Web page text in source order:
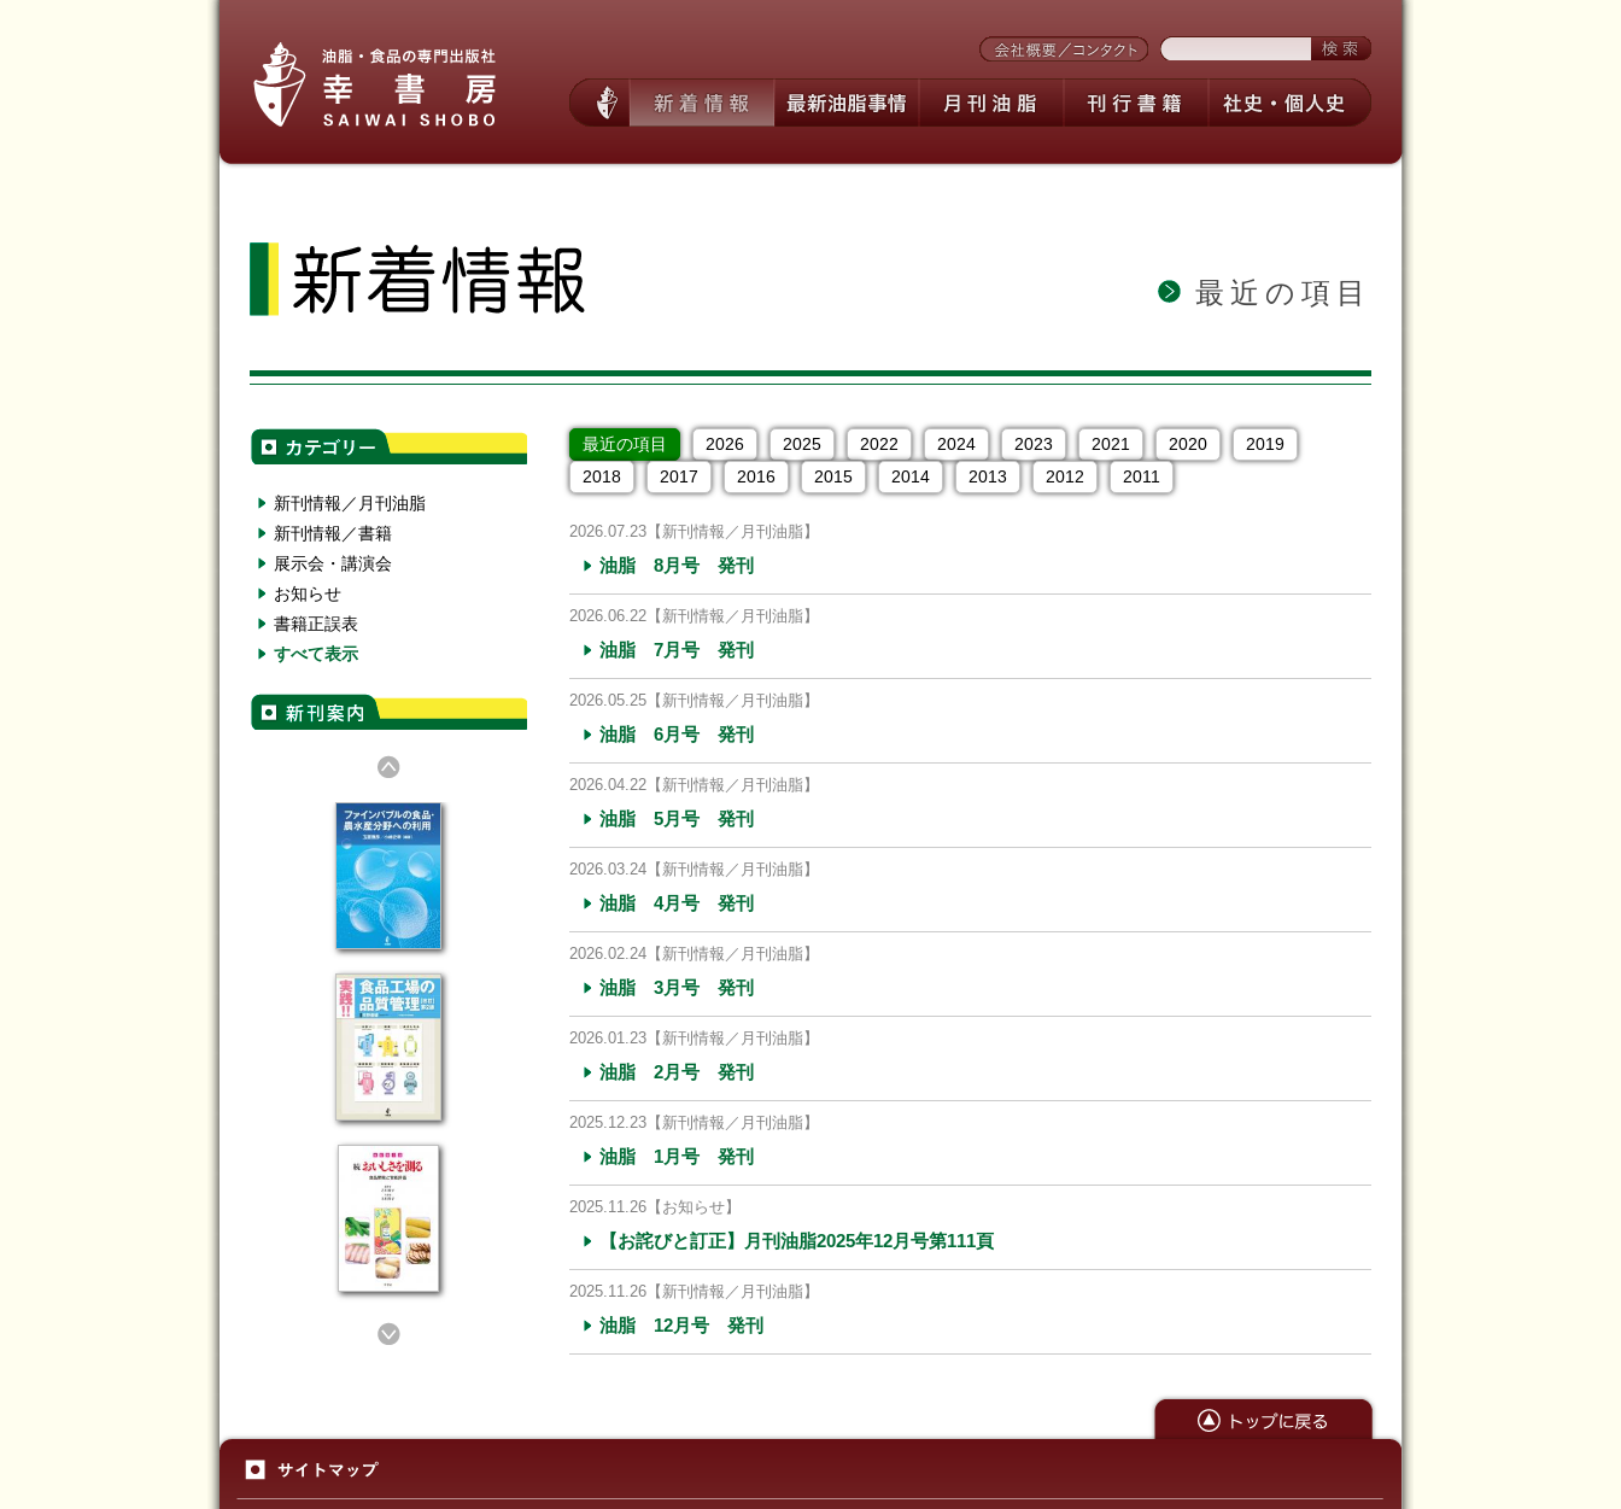
最近の項目
新刊情報／月刊油脂
新刊情報／書籍
展示会・講演会
お知らせ
書籍正誤表
すべて表示
最近の項目 2026 2025 2022 2024 2023 2021 2020
2019
2018
2017 2016 2015 2014 2013 2012 2011
2026.07.23 【新刊情報／月刊油脂】
油脂 8月号 発刊
2026.06.22 【新刊情報／月刊油脂】
油脂 7月号 発刊
2026.05.25 【新刊情報／月刊油脂】
油脂 6月号 発刊
2026.04.22 【新刊情報／月刊油脂】
油脂 5月号 発刊
2026.03.24 【新刊情報／月刊油脂】
油脂 4月号 発刊
2026.02.24 【新刊情報／月刊油脂】
油脂 3月号 発刊
2026.01.23 【新刊情報／月刊油脂】
油脂 2月号 発刊
2025.12.23 【新刊情報／月刊油脂】
油脂 1月号 発刊
2025.11.26 【お知らせ】
【お詫びと訂正】月刊油脂2025年12月号第111頁
2025.11.26 【新刊情報／月刊油脂】
油脂 12月号 発刊